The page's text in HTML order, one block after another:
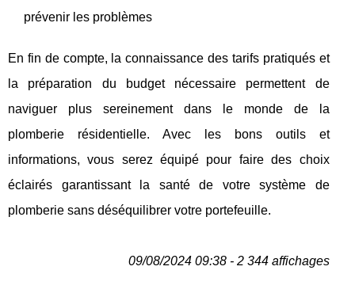
prévenir les problèmes
En fin de compte, la connaissance des tarifs pratiqués et
la préparation du budget nécessaire permettent de
naviguer plus sereinement dans le monde de la
plomberie résidentielle. Avec les bons outils et
informations, vous serez équipé pour faire des choix
éclairés garantissant la santé de votre système de
plomberie sans déséquilibrer votre portefeuille.
09/08/2024 09:38 - 2 344 affichages